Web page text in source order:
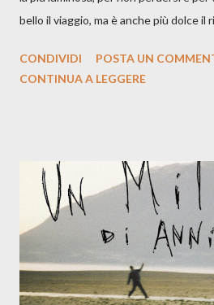
bello il viaggio, ma è anche più dolce
indubbiamente matura e consapevole
Dicevamo. Ed è da qui che il nostro
musicale, con " Che ora è" ,
moglie, del senso di sconfitta e del
giusta condizione di sopraffazione:
è, di questa estate che...". E' raro fare
cover, ma...
CONDIVIDI
POSTA UN
CONTINUA A LEGGERE